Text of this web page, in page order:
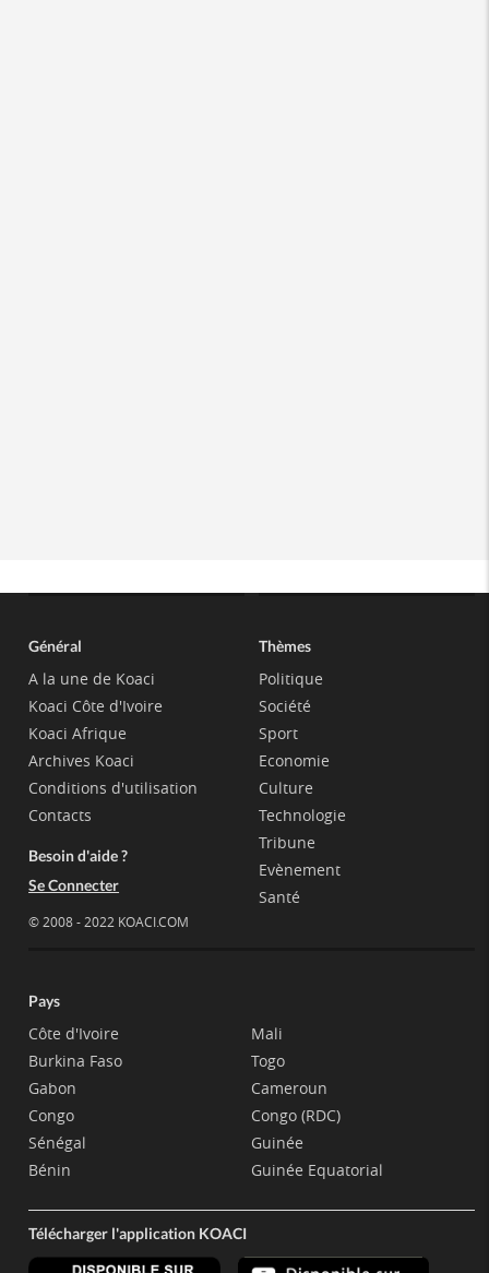
Général
A la une de Koaci
Koaci Côte d'Ivoire
Koaci Afrique
Archives Koaci
Conditions d'utilisation
Contacts
Besoin d'aide ?
Se Connecter
© 2008 - 2022 KOACI.COM
Thèmes
Politique
Société
Sport
Economie
Culture
Technologie
Tribune
Evènement
Santé
Pays
Côte d'Ivoire
Burkina Faso
Gabon
Congo
Sénégal
Bénin
Mali
Togo
Cameroun
Congo (RDC)
Guinée
Guinée Equatorial
Télécharger l'application KOACI